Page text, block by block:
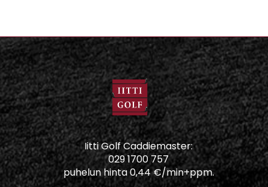
Iitti Golf Caddiemaster:
029 1700 757
puhelun hinta 0,44 €/min+ppm.